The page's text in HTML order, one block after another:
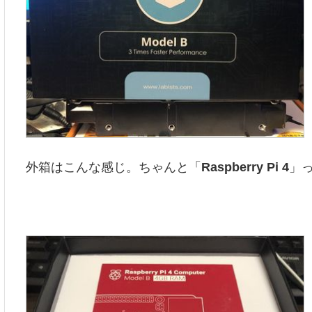
外箱はこんな感じ。ちゃんと「 Raspberry Pi 4」